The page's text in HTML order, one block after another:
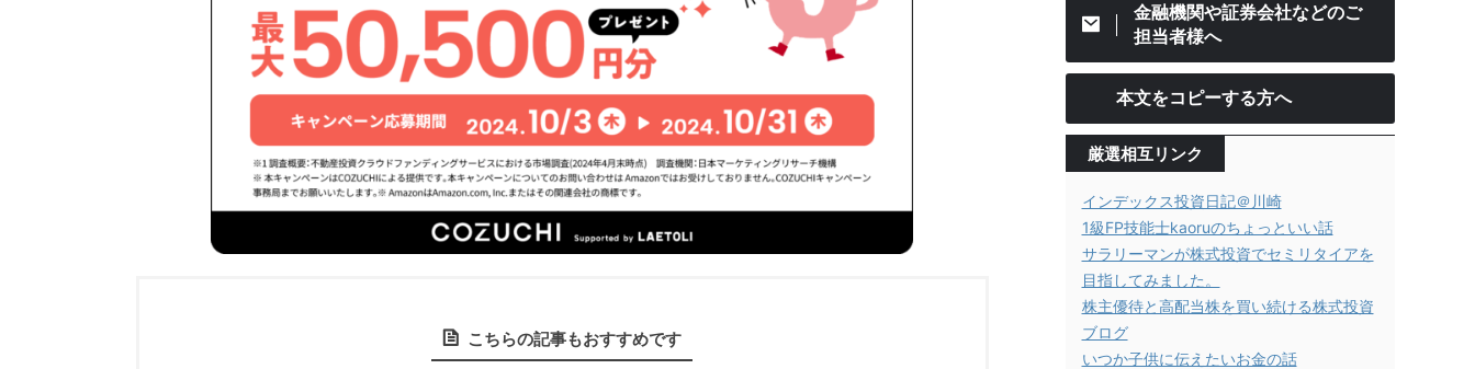
こちらの記事もおすすめです
金融機関や証券会社などのご
担当者様へ
本文をコピーする方へ
厳選相互リンク
インデックス投資日記＠川崎
1級FP技能士kaoruのちょっといい話
サラリーマンが株式投資でセミリタイアを
目指してみました。
株主優待と高配当株を買い続ける株式投資
ブログ
いつか子供に伝えたいお金の話